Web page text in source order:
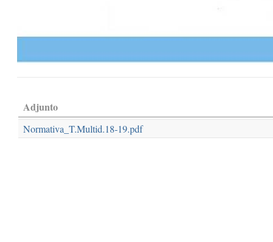
Adjunto
Normativa_T.Multid.18-19.pdf